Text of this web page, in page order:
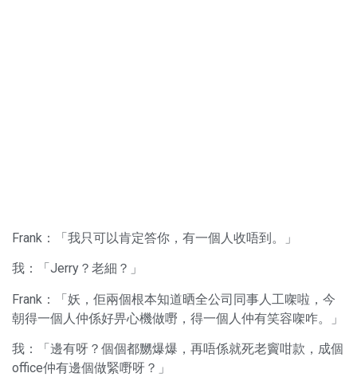
Frank：「我只可以肯定答你，有一個人收唔到。」
我：「Jerry？老細？」
Frank：「妖，佢兩個根本知道晒全公司同事人工㗎啦，今
朝得一個人仲係好畀心機做嘢，得一個人仲有笑容㗎咋。」
我：「邊有呀？個個都嬲爆爆，再唔係就死老竇咁款，成個
office仲有邊個做緊嘢呀？」